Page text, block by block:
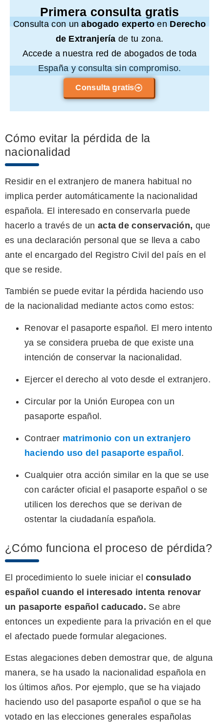
Primera consulta gratis
Consulta con unabogado expertoen Derecho
de Extranjeríade tu zona.
Accede a nuestra red de abogados de toda
España y consulta sin compromiso.
Consulta gratis
Cómo evitar la pérdida de la
nacionalidad
Residir en el extranjero de manera habitual no
implica perder automáticamente la nacionalidad
española. El interesado en conservarla puede
hacerlo a través de un acta de conservación, que
es una declaración personal que se lleva a cabo
ante el encargado del Registro Civil del país en el
que se reside.
También se puede evitar la pérdida haciendo uso
de la nacionalidad mediante actos como estos:
Renovar el pasaporte español. El mero intento
ya se considera prueba de que existe una
intención de conservar la nacionalidad.
Ejercer el derecho al voto desde el extranjero.
Circular por la Unión Europea con un
pasaporte español.
Contraer matrimonio con un extranjero
haciendo uso del pasaporte español .
Cualquier otra acción similar en la que se use
con carácter oficial el pasaporte español o se
utilicen los derechos que se derivan de
ostentar la ciudadanía española.
¿Cómo funciona el proceso de pérdida?
El procedimiento lo suele iniciar elconsulado
español cuando el interesado intenta renovar
un pasaporte español caducado. Se abre
entonces un expediente para la privación en el que
el afectado puede formular alegaciones.
Estas alegaciones deben demostrar que, de alguna
manera, se ha usado la nacionalidad española en
los últimos años. Por ejemplo, que se ha viajado
haciendo uso del pasaporte español o que se ha
votado en las elecciones generales españolas